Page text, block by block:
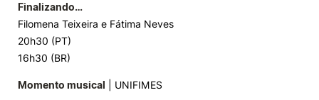
Finalizando…
Filomena Teixeira e Fátima Neves
20h30 (PT)
16h30 (BR)
Momento musical | UNIFIMES